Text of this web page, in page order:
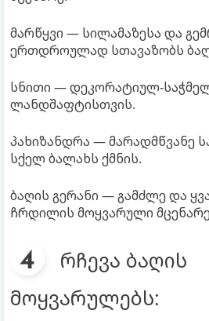
მარწყვი — სილამაზესა და
ერთდროულად სთავაზობს
სნითი — დეკორატიულ-
ლანდშაფტისთვის.
პახიზანდრა — მარადმწვანე
სქელ ბალახს ქმნის.
ბაღის გერანი — გამძლე და
ჩრდილის მოყვარული
რჩევა ბაღის
მოყვარულებს: